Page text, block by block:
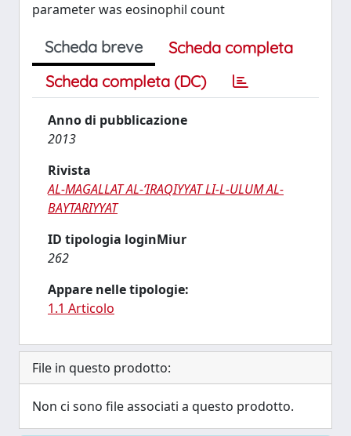
parameter was eosinophil count
Scheda breve
Scheda completa
Scheda completa (DC)
Anno di pubblicazione
2013
Rivista
AL-MAGALLAT AL-ʻIRAQIYYAT LI-L-ULUM AL-
BAYTARIYYAT
ID tipologia loginMiur
262
Appare nelle tipologie:
1.1 Articolo
File in questo prodotto:
Non ci sono file associati a questo prodotto.